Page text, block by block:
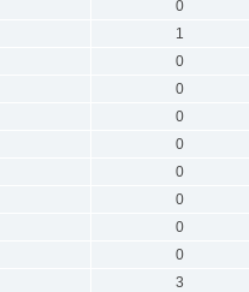
0
1
0
0
0
0
0
0
0
0
3